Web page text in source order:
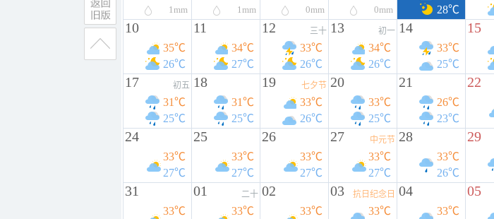
1mm
1mm
0mm
0mm
28℃
10
35℃
26℃
11
34℃
27℃
12 三十
33℃
26℃
13 初一
34℃
26℃
14
33℃
25℃
15
17 初五
31℃
25℃
18
31℃
25℃
19 七夕节
33℃
26℃
20
33℃
25℃
21
26℃
23℃
22
24
33℃
27℃
25
33℃
27℃
26
33℃
27℃
27 中元节
33℃
27℃
28
33℃
26℃
29
31
33℃
01 二十
33℃
02
33℃
03 抗日纪念日
33℃
04
33℃
05